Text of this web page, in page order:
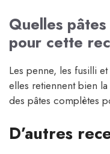
Quelles
pour cette
Les penne, les fusilli
elles retiennent bien
des pâtes complètes
D’autres